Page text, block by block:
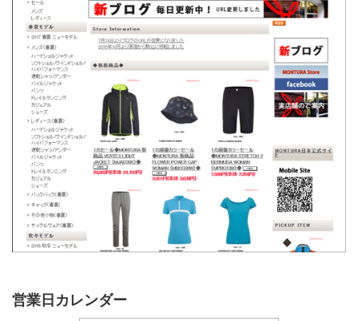
営業日カレンダー